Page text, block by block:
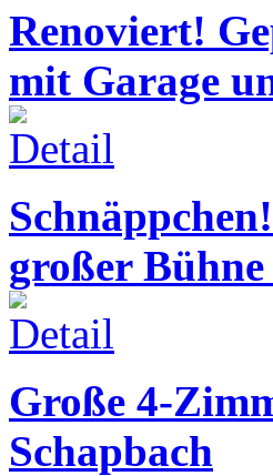
Renoviert!
mit Garage
großer
Große 4-
Schapbach